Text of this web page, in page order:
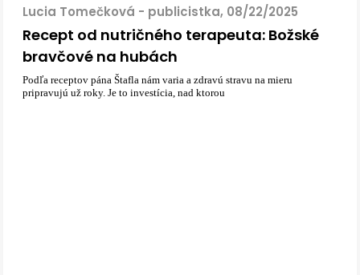
Lucia Tomečková - publicistka, 08/22/2025
Recept od nutričného terapeuta: Božské
bravčové na hubách
Podľa receptov pána Štafla nám varia a zdravú stravu na mieru
pripravujú už roky. Je to investícia, nad ktorou